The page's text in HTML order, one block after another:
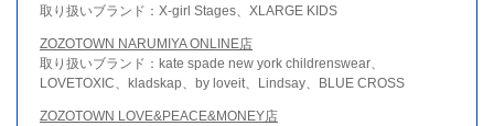
取り扱いブランド：X-girl Stages、XLARGE KIDS
ZOZOTOWN NARUMIYA ONLINE店
取り扱いブランド：kate spade new york childrenswear、
LOVETOXIC、kladskap、by loveit、Lindsay、BLUE CROSS
ZOZOTOWN LOVE&PEACE&MONEY店